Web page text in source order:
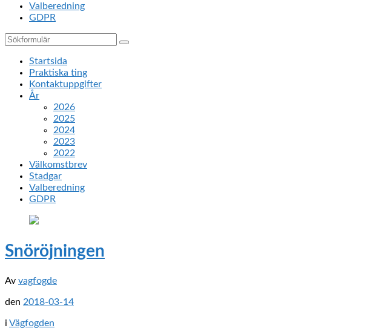
Valberedning
GDPR
Sök
Startsida
Praktiska ting
Kontaktuppgifter
År
2026
2025
2024
2023
2022
Välkomstbrev
Stadgar
Valberedning
GDPR
Snöröjningen
Av vagfogde
den 2018-03-14
i Vägfogden